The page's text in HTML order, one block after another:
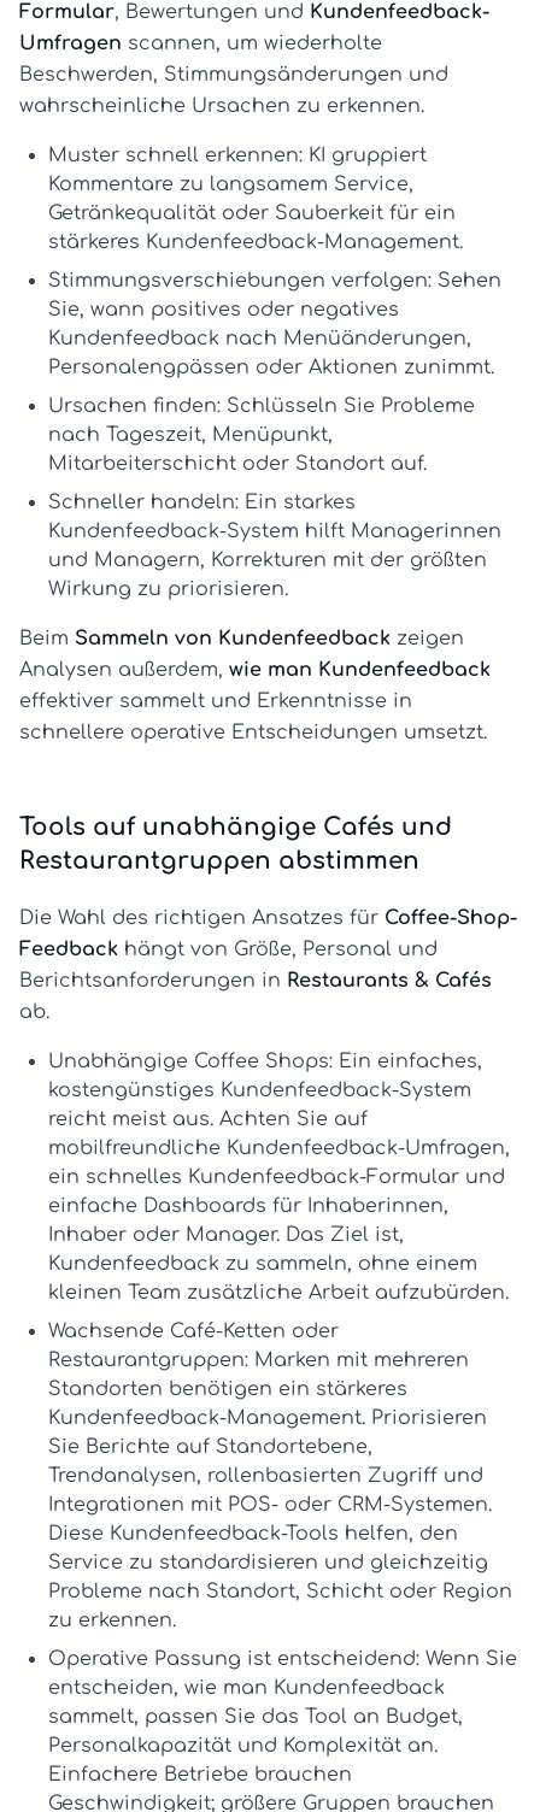
Formular, Bewertungen und Kundenfeedback-
Umfragen scannen, um wiederholte
Beschwerden, Stimmungsänderungen und
wahrscheinliche Ursachen zu erkennen.
Muster schnell erkennen: KI gruppiert
Kommentare zu langsamem Service,
Getränkequalität oder Sauberkeit für ein
stärkeres Kundenfeedback-Management.
Stimmungsverschiebungen verfolgen: Sehen
Sie, wann positives oder negatives
Kundenfeedback nach Menüänderungen,
Personalengpässen oder Aktionen zunimmt.
Ursachen finden: Schlüsseln Sie Probleme
nach Tageszeit, Menüpunkt,
Mitarbeiterschicht oder Standort auf.
Schneller handeln: Ein starkes
Kundenfeedback-System hilft Managerinnen
und Managern, Korrekturen mit der größten
Wirkung zu priorisieren.
Beim Sammeln von Kundenfeedback zeigen
Analysen außerdem, wie man Kundenfeedback
effektiver sammelt und Erkenntnisse in
schnellere operative Entscheidungen umsetzt.
Tools auf unabhängige Cafés und
Restaurantgruppen abstimmen
Die Wahl des richtigen Ansatzes für Coffee-Shop-
Feedback hängt von Größe, Personal und
Berichtsanforderungen in Restaurants & Cafés
ab.
Unabhängige Coffee Shops: Ein einfaches,
kostengünstiges Kundenfeedback-System
reicht meist aus. Achten Sie auf
mobilfreundliche Kundenfeedback-Umfragen,
ein schnelles Kundenfeedback-Formular und
einfache Dashboards für Inhaberinnen,
Inhaber oder Manager. Das Ziel ist,
Kundenfeedback zu sammeln, ohne einem
kleinen Team zusätzliche Arbeit aufzubürden.
Wachsende Café-Ketten oder
Restaurantgruppen: Marken mit mehreren
Standorten benötigen ein stärkeres
Kundenfeedback-Management. Priorisieren
Sie Berichte auf Standortebene,
Trendanalysen, rollenbasierten Zugriff und
Integrationen mit POS- oder CRM-Systemen.
Diese Kundenfeedback-Tools helfen, den
Service zu standardisieren und gleichzeitig
Probleme nach Standort, Schicht oder Region
zu erkennen.
Operative Passung ist entscheidend: Wenn Sie
entscheiden, wie man Kundenfeedback
sammelt, passen Sie das Tool an Budget,
Personalkapazität und Komplexität an.
Einfachere Betriebe brauchen
Geschwindigkeit; größere Gruppen brauchen